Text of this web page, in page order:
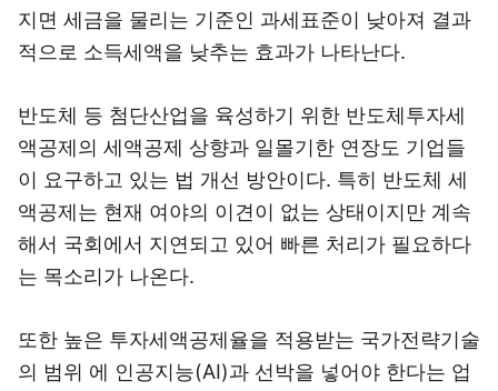
지면 세금을 물리는 기준인 과세표준이 낮아져 결과
적으로 소득세액을 낮추는 효과가 나타난다.
반도체 등 첨단산업을 육성하기 위한 반도체투자세
액공제의 세액공제 상향과 일몰기한 연장도 기업들
이 요구하고 있는 법 개선 방안이다. 특히 반도체 세
액공제는 현재 여야의 이견이 없는 상태이지만 계속
해서 국회에서 지연되고 있어 빠른 처리가 필요하다
는 목소리가 나온다.
또한 높은 투자세액공제율을 적용받는 국가전략기술
의 범위 에 인공지능(AI)과 선박을 넣어야 한다는 업